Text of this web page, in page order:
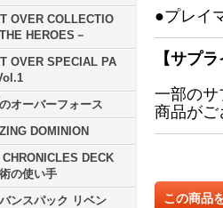
OVER COLLECTIO
HEROES－
OVER SPECIAL PA
オーバーフォース
DOMINION
DECK
の使い手
ンスパック リベン
●プレイ
【サプ
一部のサ
商品がご
この商品